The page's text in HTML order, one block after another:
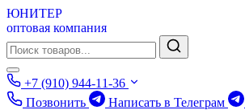
ЮНИТЕР
оптовая компания
+7 (910) 944-11-36
Позвонить
Написать в Телеграм